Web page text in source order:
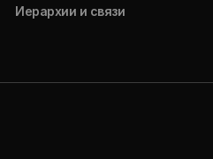
Иерархии и связи